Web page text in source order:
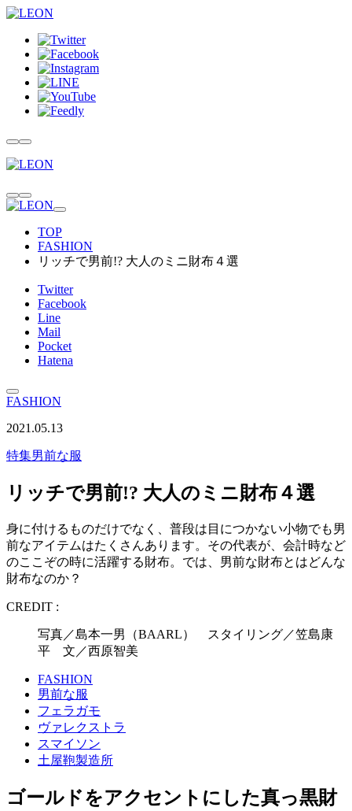
TOP
FASHION
リッチで男前!? 大人のミニ財布４選
Twitter
Facebook
Line
Mail
Pocket
Hatena
FASHION
2021.05.13
特集男前な服
リッチで男前!? 大人のミニ財布４選
身に付けるものだけでなく、普段は目につかない小物でも男
前なアイテムはたくさんあります。その代表が、会計時など
のここぞの時に活躍する財布。では、男前な財布とはどんな
財布なのか？
CREDIT :
写真／島本一男（BAARL） スタイリング／笠島康
平 文／西原智美
FASHION
男前な服
フェラガモ
ヴァレクストラ
スマイソン
土屋鞄製造所
ゴールドをアクセントにした真っ黒財